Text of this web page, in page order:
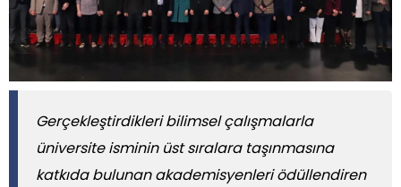
Gerçekleştirdikleri bilimsel çalışmalarla
üniversite isminin üst sıralara taşınmasına
katkıda bulunan akademisyenleri ödüllendiren